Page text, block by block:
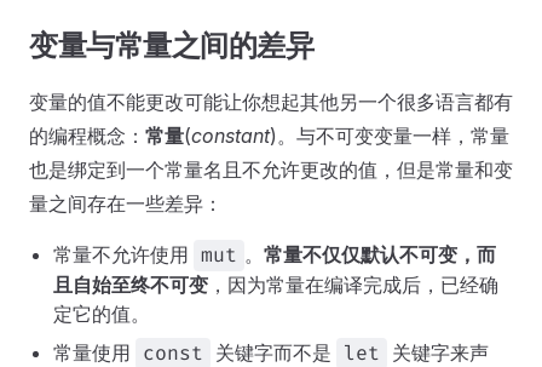
变量与常量之间的差异
变量的值不能更改可能让你想起其他另一个很多语言都有
的编程概念： 常量(constant)。与不可变变量一样，常量
也是绑定到一个常量名且不允许更改的值，但是常量和变
量之间存在一些差异：
常量不允许使用 mut 。 常量不仅仅默认不可变，而
且自始至终不可变 ，因为常量在编译完成后，已经确
定它的值。
常量使用 const 关键字而不是 let 关键字来声